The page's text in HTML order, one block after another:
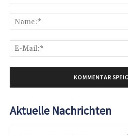
Aktuelle Nachrichten